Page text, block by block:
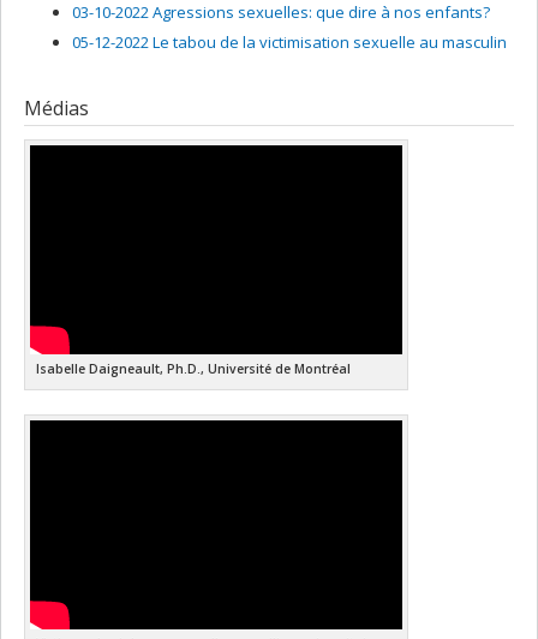
03-10-2022 Agressions sexuelles: que dire à nos enfants?
05-12-2022 Le tabou de la victimisation sexuelle au masculin
Médias
Isabelle Daigneault, Ph.D., Université de Montréal